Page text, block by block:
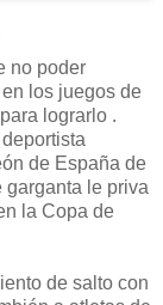
no poder
los juegos de
lograrlo .
de España de
garganta le priva
la Copa de
de salto con